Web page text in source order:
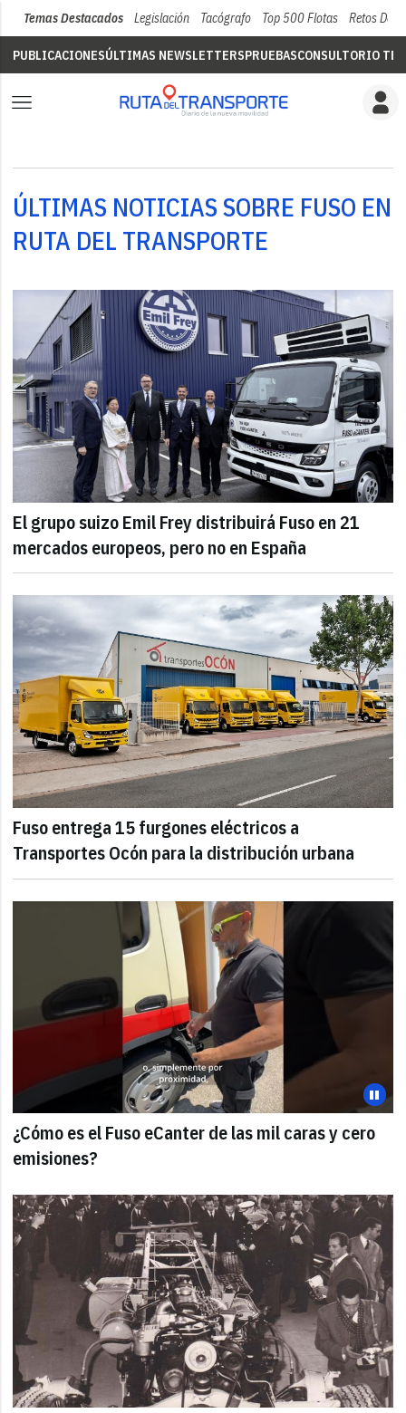
Temas Destacados Legislación Tacógrafo Top 500 Flotas Retos Del
PUBLICACIONESÚLTIMAS NEWSLETTERSPRUEBASCONSULTORIO
ÚLTIMAS NOTICIAS SOBRE FUSO EN
RUTA DEL TRANSPORTE
El grupo suizo Emil Frey distribuirá Fuso en 21
mercados europeos, pero no en España
Fuso entrega 15 furgones eléctricos a
Transportes Ocón para la distribución urbana
¿Cómo es el Fuso eCanter de las mil caras y cero
emisiones?